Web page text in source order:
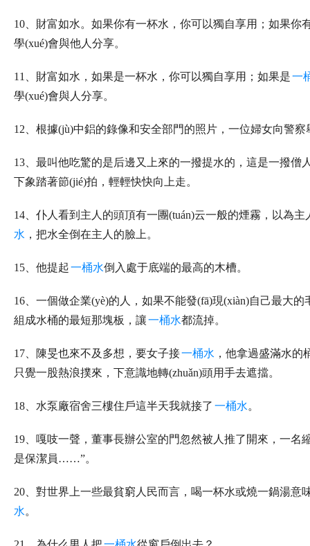
10、財富如水。如果你有一杯水，你可以獨自享用；如果你
學(xué)會與他人分享。
11、財富如水，如果是一杯水，你可以獨自享用；如果是一
學(xué)會與人分享。
12、根據(jù)中鋁的錄像和安全部門的照片，一位婦女向警察
13、最叫他吃驚的是后邊又上來的一撥提水的，這是一撥僧
下象踏著節(jié)拍，輕輕快快向上走。
14、仆人看到主人的頭頂有一團(tuán)云一般的煙霧，以為
水 ，把水全倒在主人的臉上。
15、他提起一桶水倒入處于底端的最高的木槽。
16、一個做企業(yè)的人，如果不能發(fā)現(xiàn)自己最大
組成水桶的最短那塊板，讓一桶水都流掉。
17、陳旻也來不及多想，要女子接一桶水 ，他拿過盛滿水的
只覺一股熱浪撲來，下意識地轉(zhuǎn)頭用手去遮擋。
18、水泵廠宿舍三樓住戶這半天我就接了 一桶水。
19、嘎吱一聲，董事長辦公室的門忽然被人推了開來，一名
是保潔員……”。
20、對世界上一些最貧窮人民而言，喝一杯水或燒一鍋湯意
水。